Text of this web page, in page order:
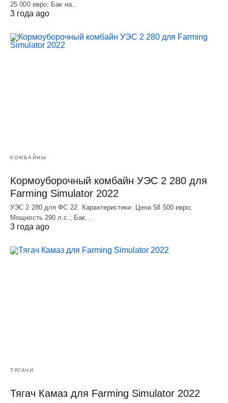
25 000 евро; Бак на…
3 года ago
КОМБАЙНЫ
Кормоуборочный комбайн УЭC 2 280 для
Farming Simulator 2022
УЭC 2 280 для ФС 22. Характеристики: Цена 58 500 евро;
Мощность 290 л.с.; Бак…
3 года ago
ТЯГАЧИ
Тягач Камаз для Farming Simulator 2022